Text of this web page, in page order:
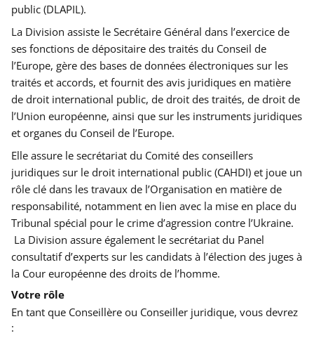
public (DLAPIL).
La Division assiste le Secrétaire Général dans l’exercice de
ses fonctions de dépositaire des traités du Conseil de
l’Europe, gère des bases de données électroniques sur les
traités et accords, et fournit des avis juridiques en matière
de droit international public, de droit des traités, de droit de
l’Union européenne, ainsi que sur les instruments juridiques
et organes du Conseil de l’Europe.
Elle assure le secrétariat du Comité des conseillers
juridiques sur le droit international public (CAHDI) et joue un
rôle clé dans les travaux de l’Organisation en matière de
responsabilité, notamment en lien avec la mise en place du
Tribunal spécial pour le crime d’agression contre l’Ukraine.
La Division assure également le secrétariat du Panel
consultatif d’experts sur les candidats à l’élection des juges à
la Cour européenne des droits de l’homme.
Votre rôle
En tant que Conseillère ou Conseiller juridique, vous devrez
: